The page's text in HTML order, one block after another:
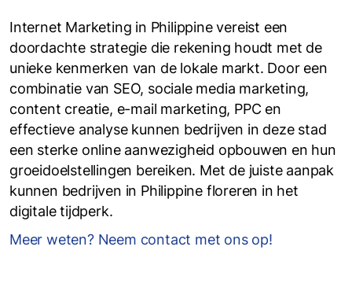
Internet Marketing in Philippine vereist een
doordachte strategie die rekening houdt met de
unieke kenmerken van de lokale markt. Door een
combinatie van SEO, sociale media marketing,
content creatie, e-mail marketing, PPC en
effectieve analyse kunnen bedrijven in deze stad
een sterke online aanwezigheid opbouwen en hun
groeidoelstellingen bereiken. Met de juiste aanpak
kunnen bedrijven in Philippine floreren in het
digitale tijdperk.
Meer weten? Neem contact met ons op!